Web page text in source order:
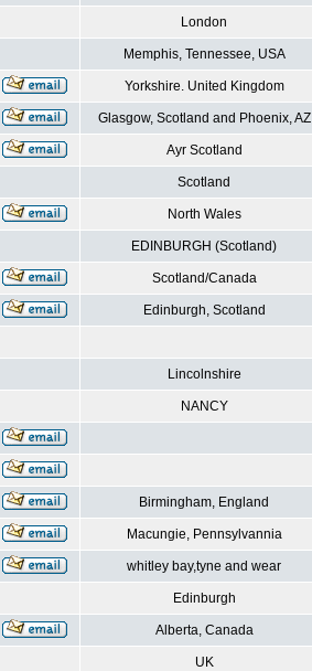
London
Memphis, Tennessee, USA
Yorkshire. United Kingdom
Glasgow, Scotland and Phoenix, AZ
Ayr Scotland
Scotland
North Wales
EDINBURGH (Scotland)
Scotland/Canada
Edinburgh, Scotland
Lincolnshire
NANCY
Birmingham, England
Macungie, Pennsylvannia
whitley bay,tyne and wear
Edinburgh
Alberta, Canada
UK